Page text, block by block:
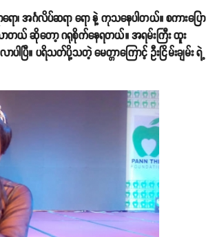
ာ၊ အင်္ဂလိပ်ဆရာ ရော နဲ့ ကုသနေပါတယ်။ စကားပြော
ယ် ဆိုတော့ ဂရုစိုက်နေရတယ်။ အရမ်းကြီး ထူး
ါပြီ။ ပရိသတ်ပို့သတဲ့ မေတ္တာကြောင့် ဦးငြိမ်းချမ်း ရဲ့